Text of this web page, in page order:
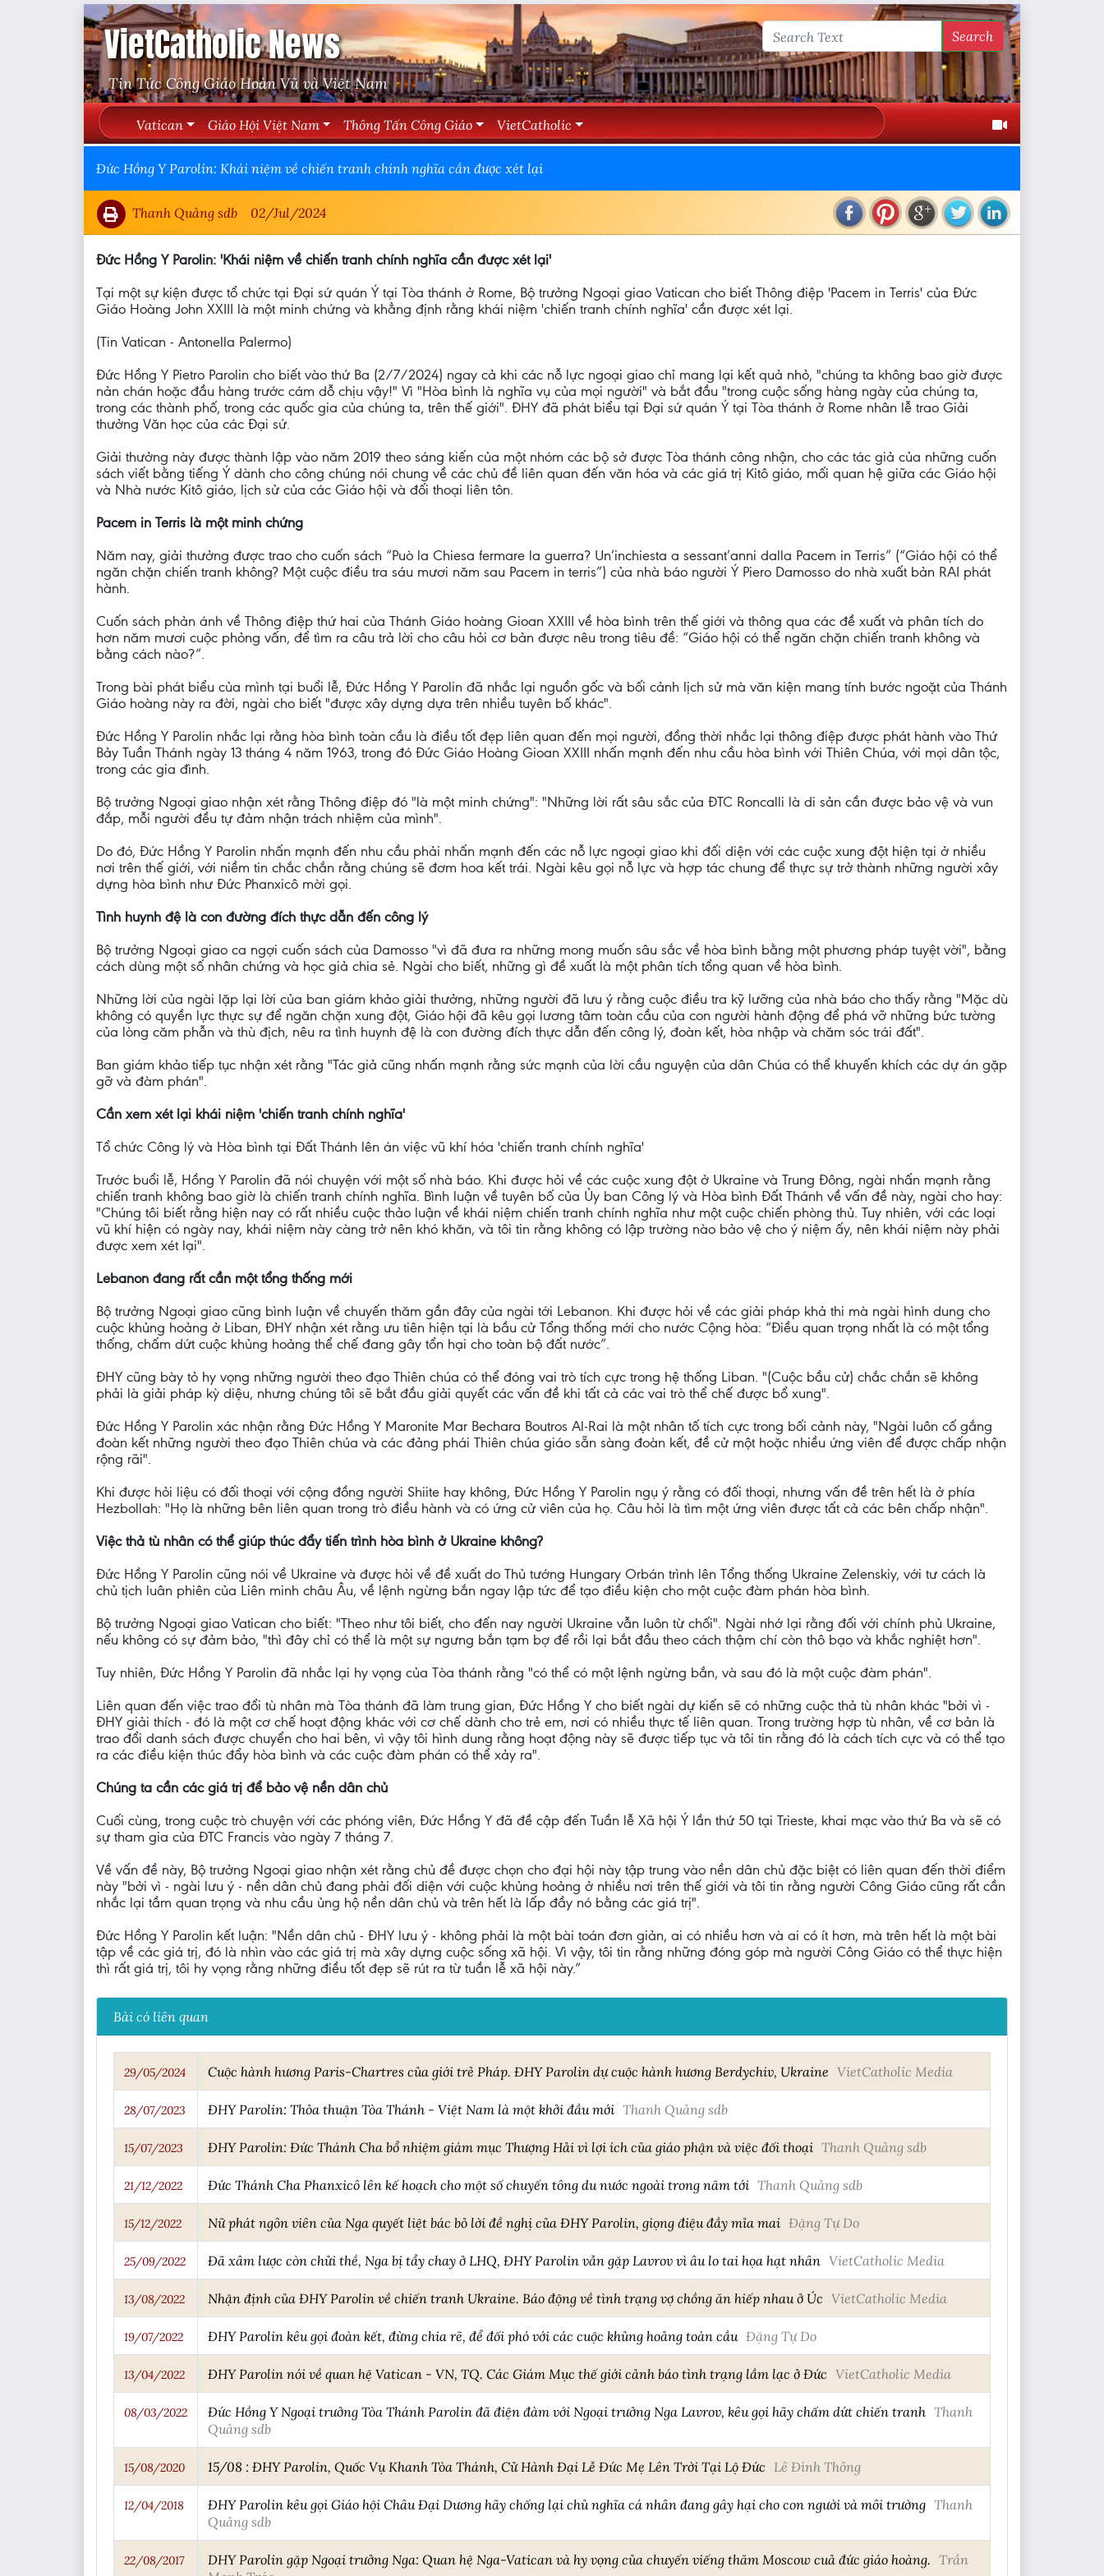
VietCatholic News
Tin Tức Công Giáo Hoàn Vũ và Việt Nam
Search
Vatican Giáo Hội Việt Nam Thông Tấn Công Giáo VietCatholic
Đức Hồng Y Parolin: Khái niệm về chiến tranh chính nghĩa cần được xét lại
Thanh Quảng sdb 02/Jul/2024
Đức Hồng Y Parolin: 'Khái niệm về chiến tranh chính nghĩa cần được xét lại'
Tại một sự kiện được tổ chức tại Đại sứ quán Ý tại Tòa thánh ở Rome, Bộ trưởng Ngoại giao Vatican cho biết Thông điệp 'Pacem in Terris' của Đức
Giáo Hoàng John XXIII là một minh chứng và khẳng định rằng khái niệm 'chiến tranh chính nghĩa' cần được xét lại.
(Tin Vatican - Antonella Palermo)
Đức Hồng Y Pietro Parolin cho biết vào thứ Ba (2/7/2024) ngay cả khi các nỗ lực ngoại giao chỉ mang lại kết quả nhỏ, "chúng ta không bao giờ được
nản chán hoặc đầu hàng trước cám dỗ chịu vậy!" Vì "Hòa bình là nghĩa vụ của mọi người" và bắt đầu "trong cuộc sống hàng ngày của chúng ta,
trong các thành phố, trong các quốc gia của chúng ta, trên thế giới". ĐHY đã phát biểu tại Đại sứ quán Ý tại Tòa thánh ở Rome nhân lễ trao Giải
thưởng Văn học của các Đại sứ.
Giải thưởng này được thành lập vào năm 2019 theo sáng kiến của một nhóm các bộ sở được Tòa thánh công nhận, cho các tác giả của những cuốn
sách viết bằng tiếng Ý dành cho công chúng nói chung về các chủ đề liên quan đến văn hóa và các giá trị Kitô giáo, mối quan hệ giữa các Giáo hội
và Nhà nước Kitô giáo, lịch sử của các Giáo hội và đối thoại liên tôn.
Pacem in Terris là một minh chứng
Năm nay, giải thưởng được trao cho cuốn sách “Può la Chiesa fermare la guerra? Un’inchiesta a sessant’anni dalla Pacem in Terris” (“Giáo hội có thể
ngăn chặn chiến tranh không? Một cuộc điều tra sáu mươi năm sau Pacem in terris”) của nhà báo người Ý Piero Damosso do nhà xuất bản RAI phát
hành.
Cuốn sách phản ánh về Thông điệp thứ hai của Thánh Giáo hoàng Gioan XXIII về hòa bình trên thế giới và thông qua các đề xuất và phân tích do
hơn năm mươi cuộc phỏng vấn, để tìm ra câu trả lời cho câu hỏi cơ bản được nêu trong tiêu đề: “Giáo hội có thể ngăn chặn chiến tranh không và
bằng cách nào?”.
Trong bài phát biểu của mình tại buổi lễ, Đức Hồng Y Parolin đã nhắc lại nguồn gốc và bối cảnh lịch sử mà văn kiện mang tính bước ngoặt của Thánh
Giáo hoàng này ra đời, ngài cho biết "được xây dựng dựa trên nhiều tuyên bố khác".
Đức Hồng Y Parolin nhắc lại rằng hòa bình toàn cầu là điều tốt đẹp liên quan đến mọi người, đồng thời nhắc lại thông điệp được phát hành vào Thứ
Bảy Tuần Thánh ngày 13 tháng 4 năm 1963, trong đó Đức Giáo Hoàng Gioan XXIII nhấn mạnh đến nhu cầu hòa bình với Thiên Chúa, với mọi dân tộc,
trong các gia đình.
Bộ trưởng Ngoại giao nhận xét rằng Thông điệp đó "là một minh chứng": "Những lời rất sâu sắc của ĐTC Roncalli là di sản cần được bảo vệ và vun
đắp, mỗi người đều tự đảm nhận trách nhiệm của mình".
Do đó, Đức Hồng Y Parolin nhấn mạnh đến nhu cầu phải nhấn mạnh đến các nỗ lực ngoại giao khi đối diện với các cuộc xung đột hiện tại ở nhiều
nơi trên thế giới, với niềm tin chắc chắn rằng chúng sẽ đơm hoa kết trái. Ngài kêu gọi nỗ lực và hợp tác chung để thực sự trở thành những người xây
dựng hòa bình như Đức Phanxicô mời gọi.
Tình huynh đệ là con đường đích thực dẫn đến công lý
Bộ trưởng Ngoại giao ca ngợi cuốn sách của Damosso "vì đã đưa ra những mong muốn sâu sắc về hòa bình bằng một phương pháp tuyệt vời", bằng
cách dùng một số nhân chứng và học giả chia sẻ. Ngài cho biết, những gì đề xuất là một phân tích tổng quan về hòa bình.
Những lời của ngài lặp lại lời của ban giám khảo giải thưởng, những người đã lưu ý rằng cuộc điều tra kỹ lưỡng của nhà báo cho thấy rằng "Mặc dù
không có quyền lực thực sự để ngăn chặn xung đột, Giáo hội đã kêu gọi lương tâm toàn cầu của con người hành động để phá vỡ những bức tường
của lòng căm phẫn và thù địch, nêu ra tình huynh đệ là con đường đích thực dẫn đến công lý, đoàn kết, hòa nhập và chăm sóc trái đất".
Ban giám khảo tiếp tục nhận xét rằng "Tác giả cũng nhấn mạnh rằng sức mạnh của lời cầu nguyện của dân Chúa có thể khuyến khích các dự án gặp
gỡ và đàm phán".
Cần xem xét lại khái niệm 'chiến tranh chính nghĩa'
Tổ chức Công lý và Hòa bình tại Đất Thánh lên án việc vũ khí hóa 'chiến tranh chính nghĩa'
Trước buổi lễ, Hồng Y Parolin đã nói chuyện với một số nhà báo. Khi được hỏi về các cuộc xung đột ở Ukraine và Trung Đông, ngài nhấn mạnh rằng
chiến tranh không bao giờ là chiến tranh chính nghĩa. Bình luận về tuyên bố của Ủy ban Công lý và Hòa bình Đất Thánh về vấn đề này, ngài cho hay:
"Chúng tôi biết rằng hiện nay có rất nhiều cuộc thảo luận về khái niệm chiến tranh chính nghĩa như một cuộc chiến phòng thủ. Tuy nhiên, với các loại
vũ khí hiện có ngày nay, khái niệm này càng trở nên khó khăn, và tôi tin rằng không có lập trường nào bảo vệ cho ý niệm ấy, nên khái niệm này phải
được xem xét lại".
Lebanon đang rất cần một tổng thống mới
Bộ trưởng Ngoại giao cũng bình luận về chuyến thăm gần đây của ngài tới Lebanon. Khi được hỏi về các giải pháp khả thi mà ngài hình dung cho
cuộc khủng hoảng ở Liban, ĐHY nhận xét rằng ưu tiên hiện tại là bầu cử Tổng thống mới cho nước Cộng hòa: “Điều quan trọng nhất là có một tổng
thống, chấm dứt cuộc khủng hoảng thể chế đang gây tổn hại cho toàn bộ đất nước”.
ĐHY cũng bày tỏ hy vọng những người theo đạo Thiên chúa có thể đóng vai trò tích cực trong hệ thống Liban. "(Cuộc bầu cử) chắc chắn sẽ không
phải là giải pháp kỳ diệu, nhưng chúng tôi sẽ bắt đầu giải quyết các vấn đề khi tất cả các vai trò thể chế được bổ xung".
Đức Hồng Y Parolin xác nhận rằng Đức Hồng Y Maronite Mar Bechara Boutros Al-Rai là một nhân tố tích cực trong bối cảnh này, "Ngài luôn cố gắng
đoàn kết những người theo đạo Thiên chúa và các đảng phái Thiên chúa giáo sẵn sàng đoàn kết, đề cử một hoặc nhiều ứng viên để được chấp nhận
rộng rãi".
Khi được hỏi liệu có đối thoại với cộng đồng người Shiite hay không, Đức Hồng Y Parolin ngụ ý rằng có đối thoại, nhưng vấn đề trên hết là ở phía
Hezbollah: "Họ là những bên liên quan trong trò điều hành và có ứng cử viên của họ. Câu hỏi là tìm một ứng viên được tất cả các bên chấp nhận".
Việc thả tù nhân có thể giúp thúc đẩy tiến trình hòa bình ở Ukraine không?
Đức Hồng Y Parolin cũng nói về Ukraine và được hỏi về đề xuất do Thủ tướng Hungary Orbán trình lên Tổng thống Ukraine Zelenskiy, với tư cách là
chủ tịch luân phiên của Liên minh châu Âu, về lệnh ngừng bắn ngay lập tức để tạo điều kiện cho một cuộc đàm phán hòa bình.
Bộ trưởng Ngoại giao Vatican cho biết: "Theo như tôi biết, cho đến nay người Ukraine vẫn luôn từ chối". Ngài nhớ lại rằng đối với chính phủ Ukraine,
nếu không có sự đảm bảo, "thì đây chỉ có thể là một sự ngưng bắn tạm bợ để rồi lại bắt đầu theo cách thậm chí còn thô bạo và khắc nghiệt hơn".
Tuy nhiên, Đức Hồng Y Parolin đã nhắc lại hy vọng của Tòa thánh rằng "có thể có một lệnh ngừng bắn, và sau đó là một cuộc đàm phán".
Liên quan đến việc trao đổi tù nhân mà Tòa thánh đã làm trung gian, Đức Hồng Y cho biết ngài dự kiến sẽ có những cuộc thả tù nhân khác "bởi vì -
ĐHY giải thích - đó là một cơ chế hoạt động khác với cơ chế dành cho trẻ em, nơi có nhiều thực tế liên quan. Trong trường hợp tù nhân, về cơ bản là
trao đổi danh sách được chuyển cho hai bên, vì vậy tôi hình dung rằng hoạt động này sẽ được tiếp tục và tôi tin rằng đó là cách tích cực và có thể tạo
ra các điều kiện thúc đẩy hòa bình và các cuộc đàm phán có thể xảy ra".
Chúng ta cần các giá trị để bảo vệ nền dân chủ
Cuối cùng, trong cuộc trò chuyện với các phóng viên, Đức Hồng Y đã đề cập đến Tuần lễ Xã hội Ý lần thứ 50 tại Trieste, khai mạc vào thứ Ba và sẽ có
sự tham gia của ĐTC Francis vào ngày 7 tháng 7.
Về vấn đề này, Bộ trưởng Ngoại giao nhận xét rằng chủ đề được chọn cho đại hội này tập trung vào nền dân chủ đặc biệt có liên quan đến thời điểm
này "bởi vì - ngài lưu ý - nền dân chủ đang phải đối diện với cuộc khủng hoảng ở nhiều nơi trên thế giới và tôi tin rằng người Công Giáo cũng rất cần
nhắc lại tầm quan trọng và nhu cầu ủng hộ nền dân chủ và trên hết là lấp đầy nó bằng các giá trị".
Đức Hồng Y Parolin kết luận: "Nền dân chủ - ĐHY lưu ý - không phải là một bài toán đơn giản, ai có nhiều hơn và ai có ít hơn, mà trên hết là một bài
tập về các giá trị, đó là nhìn vào các giá trị mà xây dựng cuộc sống xã hội. Vì vậy, tôi tin rằng những đóng góp mà người Công Giáo có thể thực hiện
thì rất giá trị, tôi hy vọng rằng những điều tốt đẹp sẽ rút ra từ tuần lễ xã hội này.”
Bài có liên quan
29/05/2024 Cuộc hành hương Paris-Chartres của giới trẻ Pháp. ĐHY Parolin dự cuộc hành hương Berdychiv, Ukraine VietCatholic Media
28/07/2023 ĐHY Parolin: Thỏa thuận Tòa Thánh - Việt Nam là một khởi đầu mới Thanh Quảng sdb
15/07/2023 ĐHY Parolin: Đức Thánh Cha bổ nhiệm giám mục Thượng Hải vì lợi ích của giáo phận và việc đối thoại Thanh Quảng sdb
21/12/2022 Đức Thánh Cha Phanxicô lên kế hoạch cho một số chuyến tông du nước ngoài trong năm tới Thanh Quảng sdb
15/12/2022 Nữ phát ngôn viên của Nga quyết liệt bác bỏ lời đề nghị của ĐHY Parolin, giọng điệu đầy mỉa mai Đặng Tự Do
25/09/2022 Đã xâm lược còn chửi thề, Nga bị tẩy chay ở LHQ, ĐHY Parolin vẫn gặp Lavrov vì âu lo tai họa hạt nhân VietCatholic Media
13/08/2022 Nhận định của ĐHY Parolin về chiến tranh Ukraine. Báo động về tình trạng vợ chồng ăn hiếp nhau ở Úc VietCatholic Media
19/07/2022 ĐHY Parolin kêu gọi đoàn kết, đừng chia rẽ, để đối phó với các cuộc khủng hoảng toàn cầu Đặng Tự Do
13/04/2022 ĐHY Parolin nói về quan hệ Vatican - VN, TQ. Các Giám Mục thế giới cảnh báo tình trạng lầm lạc ở Đức VietCatholic Media
08/03/2022 Đức Hồng Y Ngoại trưởng Tòa Thánh Parolin đã điện đàm với Ngoại trưởng Nga Lavrov, kêu gọi hãy chấm dứt chiến tranh Thanh
Quảng sdb
15/08/2020 15/08 : ĐHY Parolin, Quốc Vụ Khanh Tòa Thánh, Cử Hành Đại Lễ Đức Mẹ Lên Trời Tại Lộ Đức Lê Đình Thông
12/04/2018 ĐHY Parolin kêu gọi Giáo hội Châu Đại Dương hãy chống lại chủ nghĩa cá nhân đang gây hại cho con người và môi trường Thanh
Quảng sdb
22/08/2017 DHY Parolin gặp Ngoại trưởng Nga: Quan hệ Nga-Vatican và hy vọng của chuyến viếng thăm Moscow cuả đức giáo hoàng. Trần